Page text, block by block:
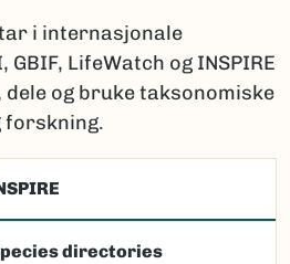
i internasjonale
LifeWatch og INSPIRE
og bruke taksonomiske
forskning.
directories